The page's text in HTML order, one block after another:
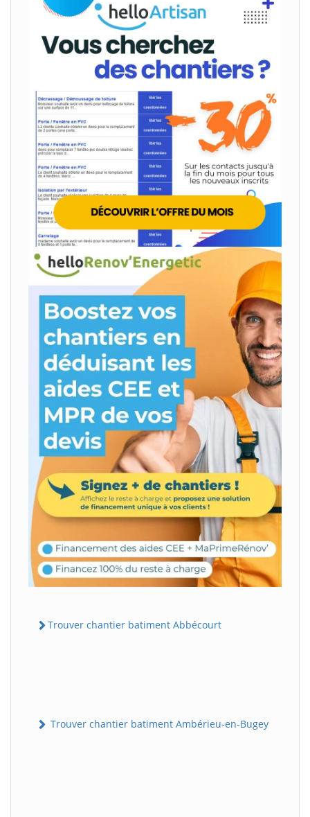
Trouver chantier batiment Abbécourt
Trouver chantier batiment Ambérieu-en-Bugey